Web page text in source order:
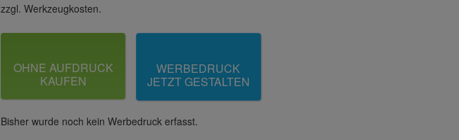
zzgl. Werkzeugkosten.
OHNE AUFDRUCK
KAUFEN
WERBEDRUCK
JETZT GESTALTEN
Bisher wurde noch kein Werbedruck erfasst.